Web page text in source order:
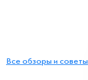
Все обзоры и советы